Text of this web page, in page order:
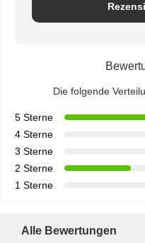
Die folgende
5 Sterne
4 Sterne
3 Sterne
2 Sterne
1 Sterne
Alle Bewertungen